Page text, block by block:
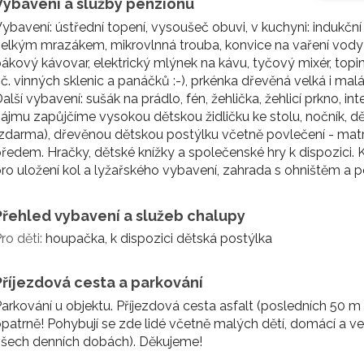
a služby penzionu
ústřední topení, vysoušeč obuvi, v kuchyni:
mrazákem, mikrovlnná trouba, konvice na vaření
kávovar, elektrický mlýnek na kávu, tyčový mixér,
vinných sklenic a panáčků :-), prkénka dřevěná velká i
vybavení: sušák na prádlo, fén, žehlička, žehlicí prkno,
zapůjčíme vysokou dětskou židličku ke stolu, nočník,
dřevěnou dětskou postýlku včetně povlečení -
Hračky, dětské knížky a společenské hry k
uložení kol a lyžařského vybavení, zahrada s ohništěm a
vybavení a služeb chalupy
děti: houpačka, k dispozici dětská postýlka
cesta a parkování
u objektu. Příjezdová cesta asfalt (posledních 50
Pohybují se zde lidé včetně malých dětí, domácí a
denních dobách). Děkujeme!